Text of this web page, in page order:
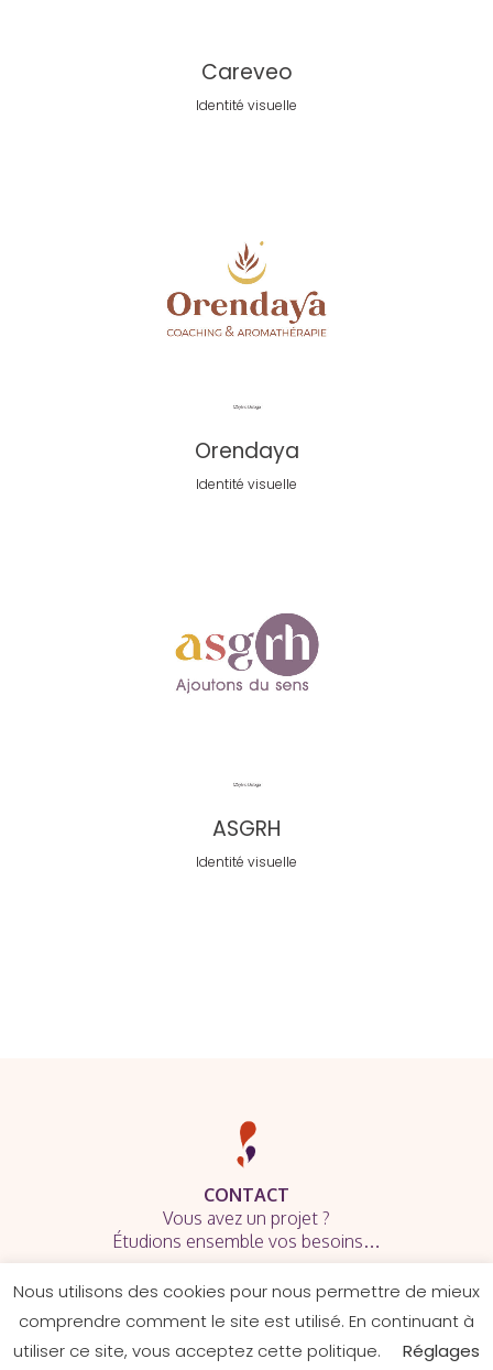
Careveo
Identité visuelle
Orendaya
Identité visuelle
ASGRH
Identité visuelle
CONTACT
Vous avez un projet ?
Étudions ensemble vos besoins…
Nous utilisons des cookies pour nous permettre de mieux
comprendre comment le site est utilisé. En continuant à
utiliser ce site, vous acceptez cette politique.
Réglages